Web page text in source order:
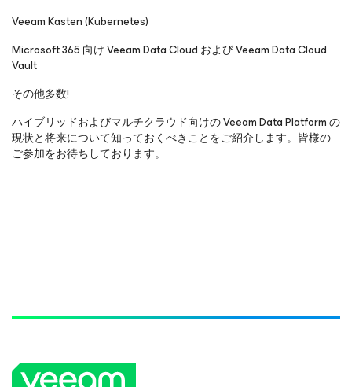
Veeam Kasten (Kubernetes)
Microsoft 365 向け Veeam Data Cloud および Veeam Data Cloud
Vault
その他多数!
ハイブリッドおよびマルチクラウド向けの Veeam Data Platform の
現状と将来について知っておくべきことをご紹介します。皆様の
ご参加をお待ちしております。